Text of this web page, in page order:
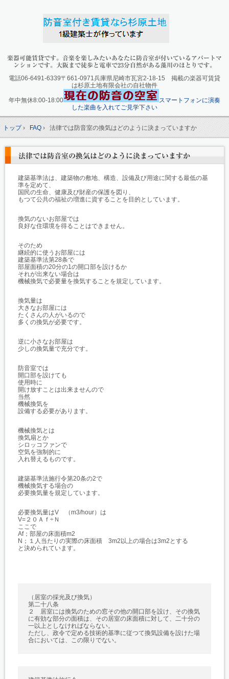
楽器可能賃貸です。音楽を楽しみたいあなたに防音室が付いているアパートマ
ンションです。大阪まで徒歩と電車で23分自然がある藻川のほとりです。
電話06-6491-6339〒661-0971兵庫県尼崎市瓦宮2-18-15 掲載の楽器可賃貸
は杉原土地有限会社の自社物件
年中無休8:00-18:00
スマートフォンに演奏
した楽曲を入れてご見学下さい
トップ› FAQ› 法律では防音室の換気はどのように決まっていますか
法律では防音室の換気はどのように決まっていますか
建築基準法は、建築物の敷地、構造、設備及び用途に関する最低の基
準を定めて、
国民の生命、健康及び財産の保護を図り、
もつて公共の福祉の増進に資することを目的としています。
換気のないお部屋では
良好な住環境を得ることはできません。
そのため
継続的に使うお部屋には
建築基準法第28条で
部屋面積の20分の1の開口部を設けるか
それが出来ない場合は
機械換気で必要量を換気することを規定しています。
換気量は
大きなお部屋には
たくさんの人がいるので
多くの換気が必要です。
逆に小さなお部屋は
少しの換気量で充分です。
防音室では
開口部を設けても
使用時に
開け放すことは出来ませんので
当然
機械換気を
設備する必要があります。
機械換気とは
換気扇とか
シロッコファンで
空気を強制的に
入れ替えるものです。
建築基準法施行令第20条の2で
機械換気する場合の
必要換気量を規定しています。
必要換気量はV （m3/hour）は
V=２０Ａｆ÷Ｎ
ここで
Af；部屋の床面積m2
N；１人当たりの実際の床面積 3m2以上の場合は3m2とする
と決められています。
（居室の採光及び換気）
第二十八条
２ 居室には換気のための窓その他の開口部を設け、その換気
に有効な部分の面積は、その居室の床面積に対して、二十分の
一以上としなければならない。
ただし、政令で定める技術的基準に従つて換気設備を設けた場
合においては、この限りでない。